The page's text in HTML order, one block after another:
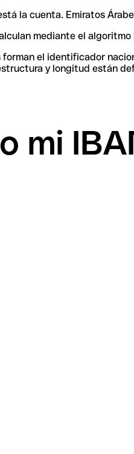
la cuenta. Emiratos
mediante el
el identificador
y longitud están
mi